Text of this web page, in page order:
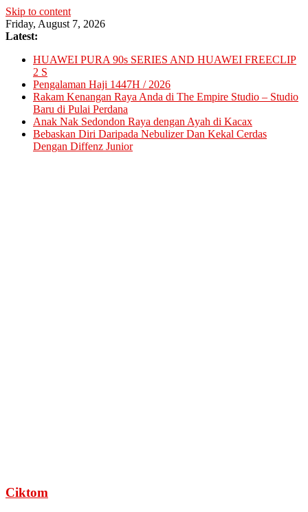
Skip to content
Friday, August 7, 2026
Latest:
HUAWEI PURA 90s SERIES AND HUAWEI FREECLIP
2 S
Pengalaman Haji 1447H / 2026
Rakam Kenangan Raya Anda di The Empire Studio – Studio
Baru di Pulai Perdana
Anak Nak Sedondon Raya dengan Ayah di Kacax
Bebaskan Diri Daripada Nebulizer Dan Kekal Cerdas
Dengan Diffenz Junior
Ciktom